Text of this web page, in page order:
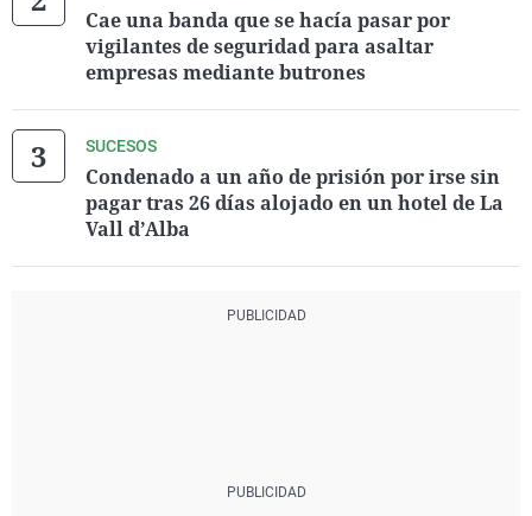
Cae una banda que se hacía pasar por
vigilantes de seguridad para asaltar
empresas mediante butrones
SUCESOS
Condenado a un año de prisión por irse sin
pagar tras 26 días alojado en un hotel de La
Vall d’Alba